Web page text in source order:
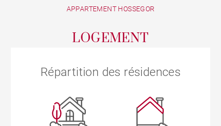
APPARTEMENT HOSSEGOR
LOGEMENT
Répartition des résidences